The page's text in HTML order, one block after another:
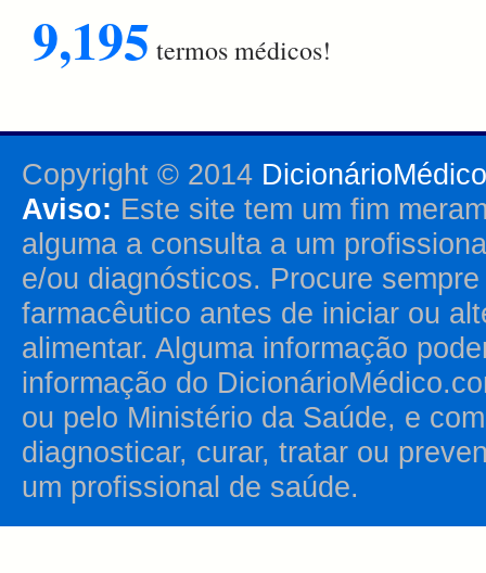
9,195 termos médicos!
Copyright © 2014
Aviso: Este site tem um fim
alguma a consulta a um
e/ou diagnósticos. Procure
farmacêutico antes de iniciar ou
alimentar. Alguma informação
informação do
ou pelo Ministério da Saúde, e
diagnosticar, curar, tratar ou
um profissional de saúde.